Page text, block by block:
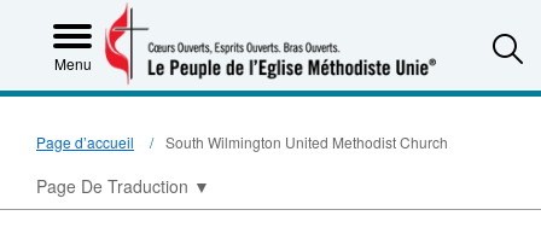
Menu
Page d’accueil South Wilmington United Methodist Church
Page De Traduction ▼